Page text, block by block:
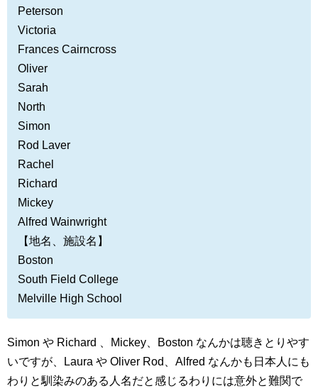
Peterson
Victoria
Frances Cairncross
Oliver
Sarah
North
Simon
Rod Laver
Rachel
Richard
Mickey
Alfred Wainwright
【地名、施設名】
Boston
South Field College
Melville High School
Simon や Richard 、Mickey、Boston なんかは聴きとりやす
いですが、Laura や Oliver Rod、Alfred なんかも日本人にも
わりと馴染みのある人名だと感じるわりには意外と難関で